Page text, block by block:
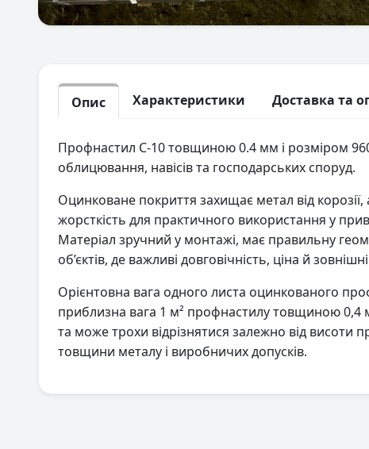
Опис Характеристики Доставка та
Профнастил С-10 товщиною 0.4 мм і розміром
облицювання, навісів та господарських споруд.
Оцинковане покриття захищає метал від
жорсткість для практичного використання у
Матеріал зручний у монтажі, має правильну
об’єктів, де важливі довговічність, ціна й
Орієнтовна вага одного листа оцинкованого
приблизна вага 1 м² профнастилу товщиною 0,4
та може трохи відрізнятися залежно від висоти
товщини металу і виробничих допусків.